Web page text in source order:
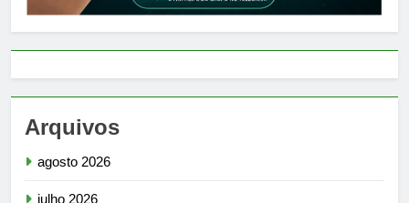
Arquivos
agosto 2026
julho 2026